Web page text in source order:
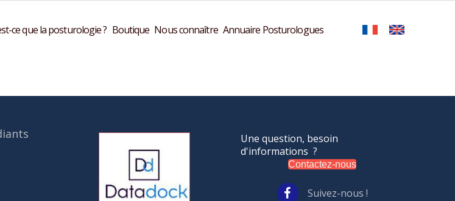
ce que la posturologie ? Boutique Nous connaître Annuaire Posturologues
Une question, besoin
d'informations ?
Contactez-nous
Suivez-nous !